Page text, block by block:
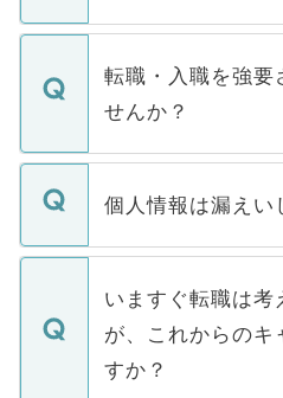
ます。通常、5営業
いただきますので、
マイナビDOCTOR
うち約3割は、Web
けない「非公開求人
下記の理由によって
ません。
■応募殺到を避ける
関を公にしてしまう
に、医療機関が求め
みを人材紹介会社に
ています。
転職・入職を強要
せんか？
転職・入職を強要す
ん。また、仮に応募
定を承諾する必要は
の辞退の連絡はキャ
個人情報は漏えい
個人情報が漏えいす
で、ご安心ください
などで収集したご登
ご本人のキャリアア
支援を目的に使用い
いますぐ転職は考
が、これからのキ
すか？